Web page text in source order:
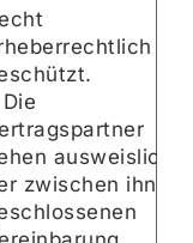
ausweislich
zwischen ihnen